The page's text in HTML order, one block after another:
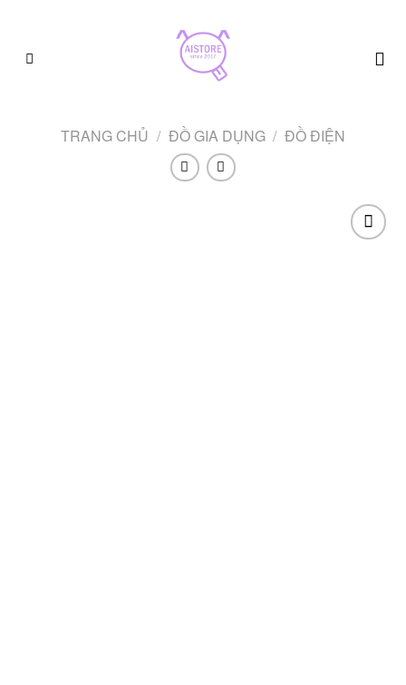
content
TRANG CHỦ / ĐỒ GIA DỤNG / ĐỒ ĐIỆN